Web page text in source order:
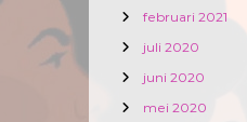
februari 2021
juli 2020
juni 2020
mei 2020